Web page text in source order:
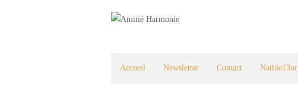
Accueil Newsletter Contact Nathie13or